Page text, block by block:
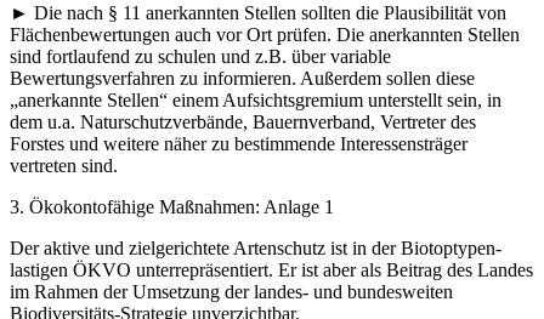
► Die nach § 11 anerkannten Stellen sollten die Plausibilität von
Flächenbewertungen auch vor Ort prüfen. Die anerkannten Stellen
sind fortlaufend zu schulen und z.B. über variable
Bewertungsverfahren zu informieren. Außerdem sollen diese
„anerkannte Stellen“ einem Aufsichtsgremium unterstellt sein, in
dem u.a. Naturschutzverbände, Bauernverband, Vertreter des
Forstes und weitere näher zu bestimmende Interessensträger
vertreten sind.
3. Ökokontofähige Maßnahmen: Anlage 1
Der aktive und zielgerichtete Artenschutz ist in der Biotoptypen-
lastigen ÖKVO unterrepräsentiert. Er ist aber als Beitrag des Landes
im Rahmen der Umsetzung der landes- und bundesweiten
Biodiversitäts-Strategie unverzichtbar.